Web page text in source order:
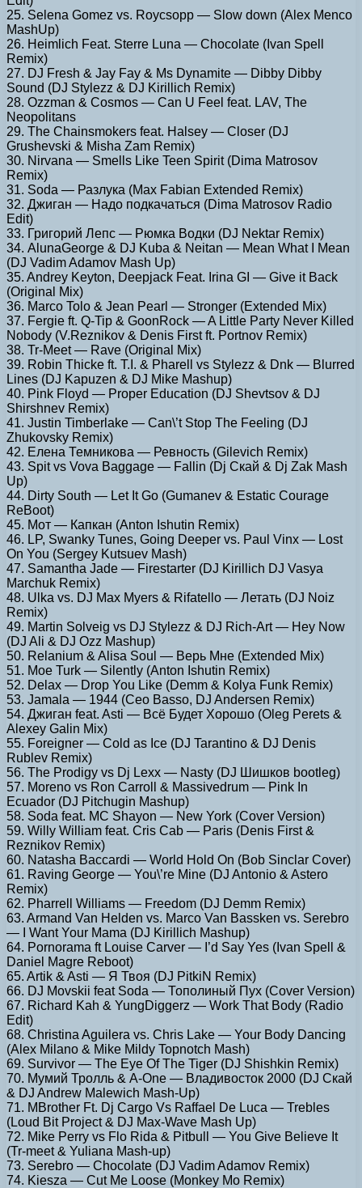
25. Selena Gomez vs. Roycsopp — Slow down (Alex Menco
MashUp)
26. Heimlich Feat. Sterre Luna — Chocolate (Ivan Spell
Remix)
27. DJ Fresh & Jay Fay & Ms Dynamite — Dibby Dibby
Sound (DJ Stylezz & DJ Kirillich Remix)
28. Ozzman & Cosmos — Can U Feel feat. LAV, The
Neopolitans
29. The Chainsmokers feat. Halsey — Closer (DJ
Grushevski & Misha Zam Remix)
30. Nirvana — Smells Like Teen Spirit (Dima Matrosov
Remix)
31. Soda — Разлука (Max Fabian Extended Remix)
32. Джиган — Надо подкачаться (Dima Matrosov Radio
Edit)
33. Григорий Лепс — Рюмка Водки (DJ Nektar Remix)
34. AlunaGeorge & DJ Kuba & Neitan — Mean What I Mean
(DJ Vadim Adamov Mash Up)
35. Andrey Keyton, Deepjack Feat. Irina GI — Give it Back
(Original Mix)
36. Marco Tolo & Jean Pearl — Stronger (Extended Mix)
37. Fergie ft. Q-Tip & GoonRock — A Little Party Never Killed
Nobody (V.Reznikov & Denis First ft. Portnov Remix)
38. Tr-Meet — Rave (Original Mix)
39. Robin Thicke ft. T.I. & Pharell vs Stylezz & Dnk — Blurred
Lines (DJ Kapuzen & DJ Mike Mashup)
40. Pink Floyd — Proper Education (DJ Shevtsov & DJ
Shirshnev Remix)
41. Justin Timberlake — Can\’t Stop The Feeling (DJ
Zhukovsky Remix)
42. Елена Темникова — Ревность (Gilevich Remix)
43. Spit vs Vova Baggage — Fallin (Dj Скай & Dj Zak Mash
Up)
44. Dirty South — Let It Go (Gumanev & Estatic Courage
ReBoot)
45. Moт — Капкан (Anton Ishutin Remix)
46. LP, Swanky Tunes, Going Deeper vs. Paul Vinx — Lost
On You (Sergey Kutsuev Mash)
47. Samantha Jade — Firestarter (DJ Kirillich DJ Vasya
Marchuk Remix)
48. Ulka vs. DJ Max Myers & Rifatello — Летать (DJ Noiz
Remix)
49. Martin Solveig vs DJ Stylezz & DJ Rich-Art — Hey Now
(DJ Ali & DJ Ozz Mashup)
50. Relanium & Alisa Soul — Верь Мне (Extended Mix)
51. Moe Turk — Silently (Anton Ishutin Remix)
52. Delax — Drop You Like (Demm & Kolya Funk Remix)
53. Jamala — 1944 (Ceo Basso, DJ Andersen Remix)
54. Джиган feat. Asti — Всё Будет Хорошо (Oleg Perets &
Alexey Galin Mix)
55. Foreigner — Cold as Ice (DJ Tarantino & DJ Denis
Rublev Remix)
56. The Prodigy vs Dj Lexx — Nasty (DJ Шишков bootleg)
57. Moreno vs Ron Carroll & Massivedrum — Pink In
Ecuador (DJ Pitchugin Mashup)
58. Soda feat. MC Shayon — New York (Cover Version)
59. Willy William feat. Cris Cab — Paris (Denis First &
Reznikov Remix)
60. Natasha Baccardi — World Hold On (Bob Sinclar Cover)
61. Raving George — You\’re Mine (DJ Antonio & Astero
Remix)
62. Pharrell Williams — Freedom (DJ Demm Remix)
63. Armand Van Helden vs. Marco Van Bassken vs. Serebro
— I Want Your Mama (DJ Kirillich Mashup)
64. Pornorama ft Louise Carver — I’d Say Yes (Ivan Spell &
Daniel Magre Reboot)
65. Artik & Asti — Я Твоя (DJ PitkiN Remix)
66. DJ Movskii feat Soda — Тополиный Пух (Cover Version)
67. Richard Kah & YungDiggerz — Work That Body (Radio
Edit)
68. Christina Aguilera vs. Chris Lake — Your Body Dancing
(Alex Milano & Mike Mildy Topnotch Mash)
69. Survivor — The Eye Of The Tiger (DJ Shishkin Remix)
70. Мумий Тролль & A-One — Владивосток 2000 (DJ Скай
& DJ Andrew Malewich Mash-Up)
71. MBrother Ft. Dj Cargo Vs Raffael De Luca — Trebles
(Loud Bit Project & DJ Max-Wave Mash Up)
72. Mike Perry vs Flo Rida & Pitbull — You Give Believe It
(Tr-meet & Yuliana Mash-up)
73. Serebro — Choсolate (DJ Vadim Adamov Remix)
74. Kiesza — Cut Me Loose (Monkey Mo Remix)